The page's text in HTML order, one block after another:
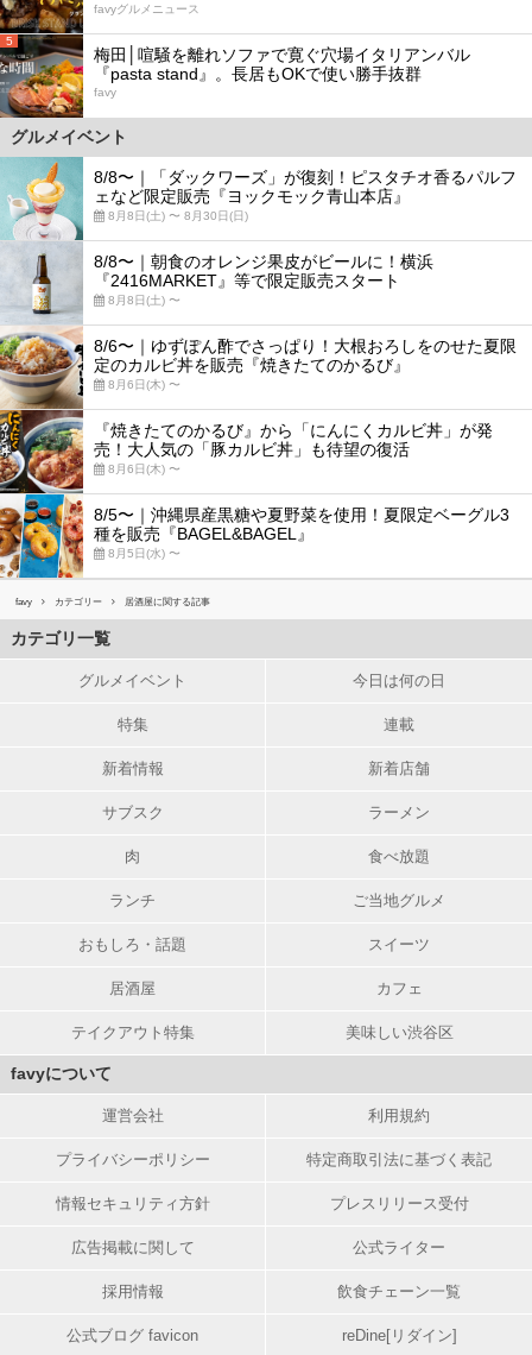
favyグルメニュース
5
梅田│喧騒を離れソファで寛ぐ穴場イタリアンバル
『pasta stand』。長居もOKで使い勝手抜群
favy
グルメイベント
8/8〜｜「ダックワーズ」が復刻！ピスタチオ香るパルフ
ェなど限定販売『ヨックモック青山本店』
8月8日(土) 〜 8月30日(日)
8/8〜｜朝食のオレンジ果皮がビールに！横浜
『2416MARKET』等で限定販売スタート
8月8日(土) 〜
8/6〜｜ゆずぽん酢でさっぱり！大根おろしをのせた夏限
定のカルビ丼を販売『焼きたてのかるび』
8月6日(木) 〜
『焼きたてのかるび』から「にんにくカルビ丼」が発
売！大人気の「豚カルビ丼」も待望の復活
8月6日(木) 〜
8/5〜｜沖縄県産黒糖や夏野菜を使用！夏限定ベーグル3
種を販売『BAGEL&BAGEL』
8月5日(水) 〜
favy カテゴリー 居酒屋に関する記事
カテゴリ一覧
グルメイベント 今日は何の日
特集 連載
新着情報 新着店舗
サブスク ラーメン
肉 食べ放題
ランチ ご当地グルメ
おもしろ・話題 スイーツ
居酒屋 カフェ
テイクアウト特集 美味しい渋谷区
favyについて
運営会社 利用規約
プライバシーポリシー 特定商取引法に基づく表記
情報セキュリティ方針 プレスリリース受付
広告掲載に関して 公式ライター
採用情報 飲食チェーン一覧
公式ブログ favicon reDine[リダイン]